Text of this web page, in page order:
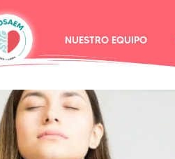
NUESTRO EQUIPO